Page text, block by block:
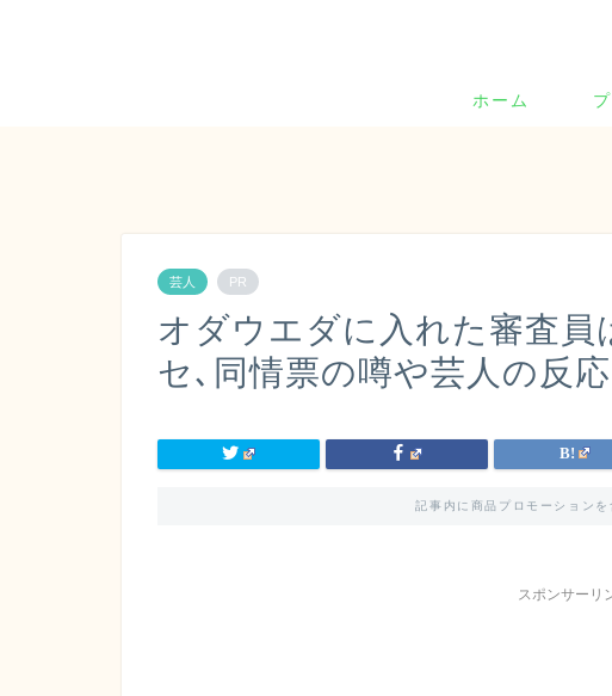
ホーム
芸人 PR
オダウエダに入れた審査員
セ､同情票の噂や芸人の反応
記事内に商品プロモーション
スポンサーリ